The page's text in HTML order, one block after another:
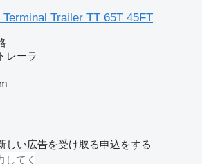
Trailer TT 65T 45FT
レーラ
しい広告を受け取る申込をする